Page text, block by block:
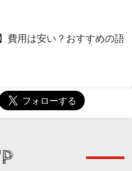
費用は安い？おすすめの語